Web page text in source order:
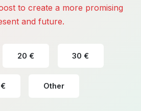
to create a more promising
and future.
20 € 30 €
Other